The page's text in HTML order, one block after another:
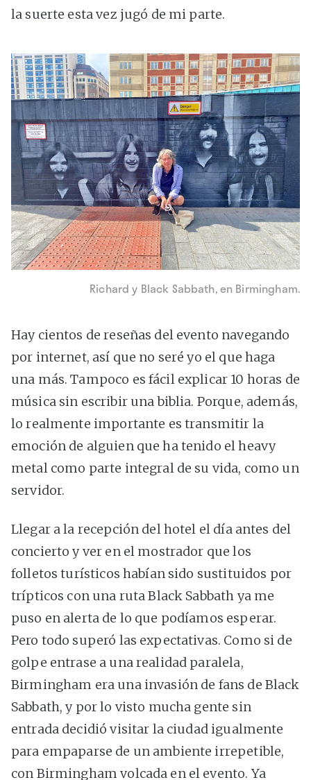
la suerte esta vez jugó de mi parte.
Richard y Black Sabbath, en Birmingham.
Hay cientos de reseñas del evento navegando
por internet, así que no seré yo el que haga
una más. Tampoco es fácil explicar 10 horas de
música sin escribir una biblia. Porque, además,
lo realmente importante es transmitir la
emoción de alguien que ha tenido el heavy
metal como parte integral de su vida, como un
servidor.
Llegar a la recepción del hotel el día antes del
concierto y ver en el mostrador que los
folletos turísticos habían sido sustituidos por
trípticos con una ruta Black Sabbath ya me
puso en alerta de lo que podíamos esperar.
Pero todo superó las expectativas. Como si de
golpe entrase a una realidad paralela,
Birmingham era una invasión de fans de Black
Sabbath, y por lo visto mucha gente sin
entrada decidió visitar la ciudad igualmente
para empaparse de un ambiente irrepetible,
con Birmingham volcada en el evento. Ya